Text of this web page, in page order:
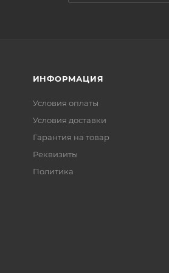
ИНФОРМАЦИЯ
Условия оплаты
Условия доставки
Гарантия на товар
Реквизиты
Политика